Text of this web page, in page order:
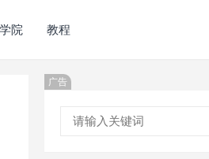
院 教程
广告